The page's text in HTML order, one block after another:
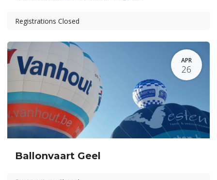
Registrations Closed
APR
26
Ballonvaart Geel